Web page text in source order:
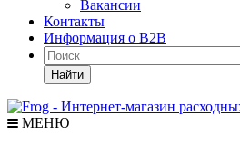
Вакансии
Контакты
Информация о B2B
Найти
МЕНЮ